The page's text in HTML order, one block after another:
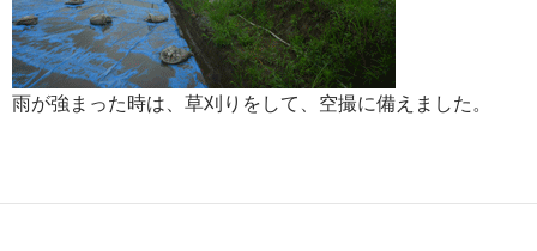
雨が強まった時は、草刈りをして、空撮に備えました。